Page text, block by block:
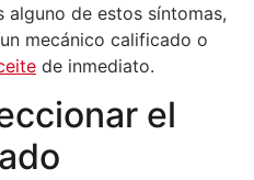
alguno de estos síntomas,
mecánico calificado o
de inmediato.
el